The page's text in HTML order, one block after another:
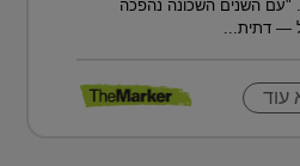
השנים השכונה נהפכה
— דתית...
עוד